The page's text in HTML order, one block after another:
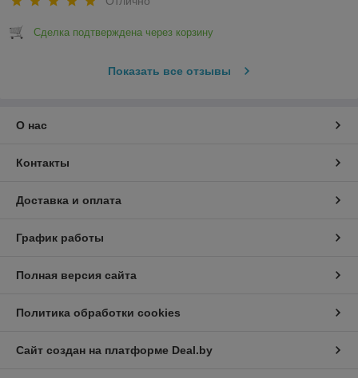
Сделка подтверждена через корзину
Показать все отзывы
О нас
Контакты
Доставка и оплата
График работы
Полная версия сайта
Политика обработки cookies
Сайт создан на платформе Deal.by